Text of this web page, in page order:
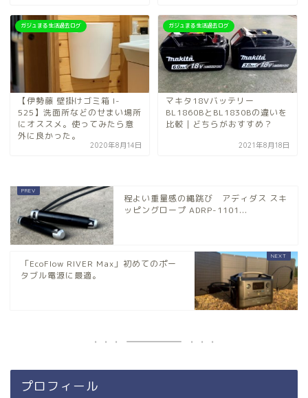
ガジュまる生活過去ログ
【伊勢藤 壁掛けゴミ箱 I-
525】洗面所などのせまい場所
にオススメ。使ってみたら意
外に良かった。
2020年8月14日
ガジュまる生活過去ログ
マキタ18Vバッテリー
BL1860BとBL1830Bの違いを
比較｜どちらがおすすめ？
2021年8月18日
程よい重量感の縄跳び アディダス スキ
ッピングロープ ADRP-1101...
「EcoFlow RIVER Max」初めてのポー
タブル電源に最適。
プロフィール